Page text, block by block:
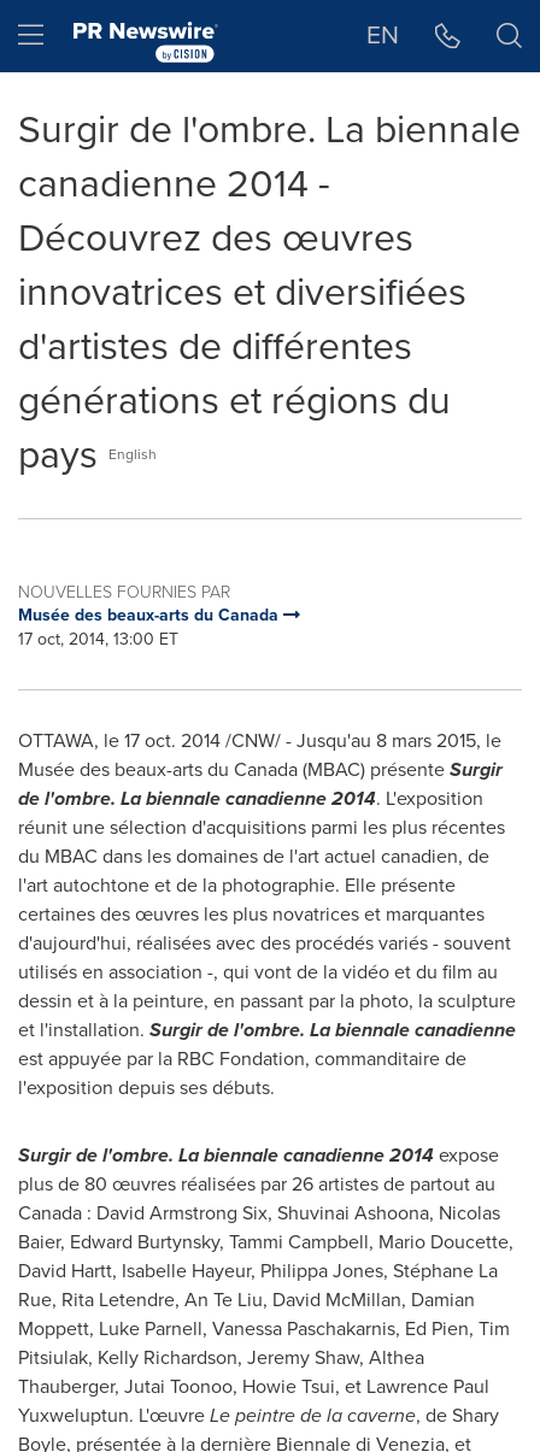
Hamburger menu EN
Surgir de l'ombre. La biennale
canadienne 2014 -
Découvrez des œuvres
innovatrices et diversifiées
d'artistes de différentes
générations et régions du
pays
English
NOUVELLES FOURNIES PAR
Musée des beaux-arts du Canada
17 oct, 2014, 13:00 ET
OTTAWA, le17 oct. 2014/CNW/ - Jusqu'au 8 mars 2015, le
Musée des beaux-arts du Canada(MBAC) présenteSurgir
de l'ombre. La biennale canadienne 2014. L'exposition
réunit une sélection d'acquisitions parmi les plus récentes
du MBAC dans les domaines de l'art actuel canadien, de
l'art autochtone et de la photographie. Elle présente
certaines des œuvres les plus novatrices et marquantes
d'aujourd'hui, réalisées avec des procédés variés - souvent
utilisés en association -, qui vont de la vidéo et du film au
dessin et à la peinture, en passant par la photo, la sculpture
et l'installation. Surgir de l'ombre. La biennale canadienne
est appuyée par la RBC Fondation, commanditaire de
l'exposition depuis ses débuts.
Surgir de l'ombre. La biennale canadienne 2014expose
plus de 80 œuvres réalisées par 26 artistes de partout au
Canada : David Armstrong Six, Shuvinai Ashoona, Nicolas
Baier, Edward Burtynsky, Tammi Campbell, Mario Doucette,
David Hartt, Isabelle Hayeur, Philippa Jones, Stéphane La
Rue, Rita Letendre, An Te Liu, David McMillan, Damian
Moppett, Luke Parnell, Vanessa Paschakarnis, Ed Pien, Tim
Pitsiulak, Kelly Richardson, Jeremy Shaw, Althea
Thauberger, Jutai Toonoo, Howie Tsui, et Lawrence Paul
Yuxweluptun. L'œuvreLe peintre de la caverne, deShary
Boyle, présentée à la dernière Biennale di Venezia, et